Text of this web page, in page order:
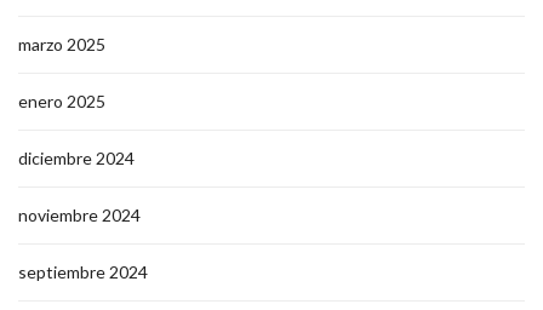
marzo 2025
enero 2025
diciembre 2024
noviembre 2024
septiembre 2024